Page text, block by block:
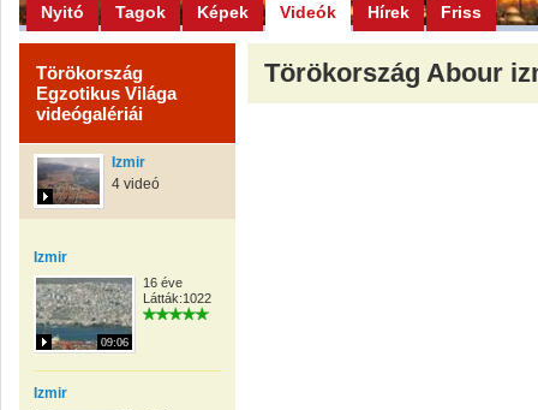
Nyitó Tagok Képek Videók Hírek Friss
Törökország
Egzotikus Világa
videógalériái
Izmir
4 videó
Izmir
09:06
16 éve
Látták:1022
Izmir
Törökország Abour